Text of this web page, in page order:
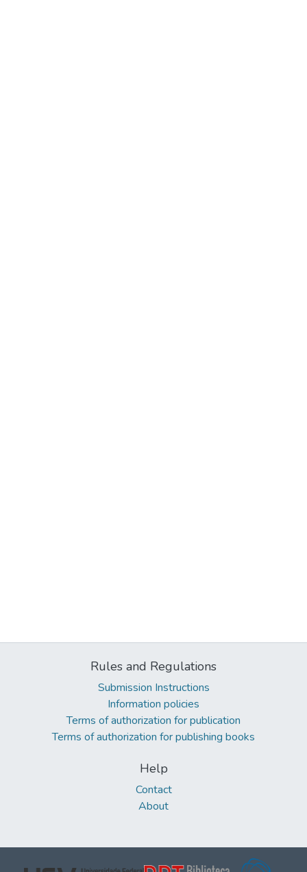
Rules and Regulations
Submission Instructions
Information policies
Terms of authorization for publication
Terms of authorization for publishing books
Help
Contact
About